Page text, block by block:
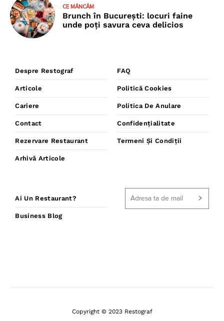
CE MÂNCĂM
Brunch în București: locuri faine
unde poţi savura ceva delicios
Despre Restograf
Articole
Cariere
Contact
Rezervare Restaurant
Arhivă Articole
FAQ
Politică Cookies
Politica De Anulare
Confidențialitate
Termeni Și Condiții
Ai Un Restaurant?
Business Blog
Copyright © 2023 Restograf